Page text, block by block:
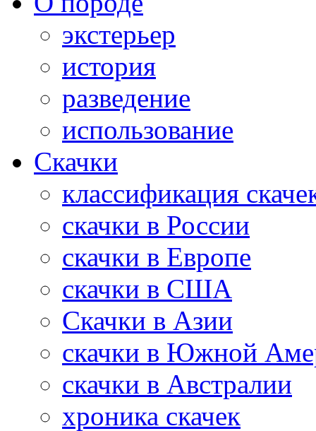
экстерьер
история
разведение
использование
Скачки
классификация
скачки в России
скачки в Европе
скачки в США
Скачки в Азии
скачки в Южной
скачки в Австралии
хроника скачек